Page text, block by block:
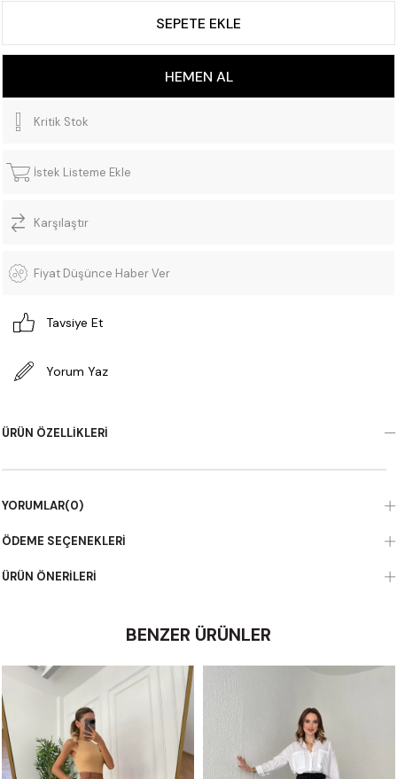
Kritik Stok
İstek Listeme Ekle
Karşılaştır
Fiyat Düşünce Haber Ver
Tavsiye Et
Yorum Yaz
ÜRÜN ÖZELLIKLERI
YORUMLAR(0)
ÖDEME SEÇENEKLERI
ÜRÜN ÖNERILERI
BENZER ÜRÜNLER